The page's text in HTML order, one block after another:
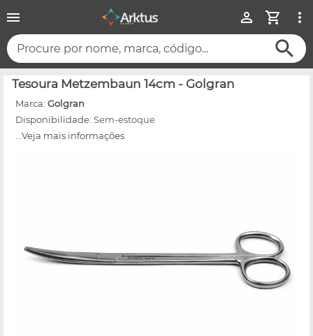
Procure por nome, marca, código...
Tesoura Metzembaun 14cm - Golgran
Marca: Golgran
Disponibilidade: Sem-estoque
...Veja mais informações